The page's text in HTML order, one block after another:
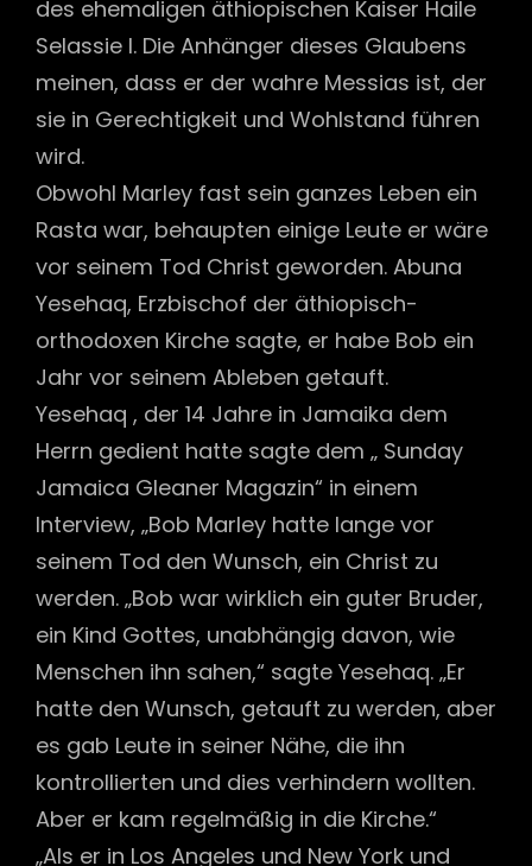
des ehemaligen äthiopischen Kaiser Haile
Selassie I. Die Anhänger dieses Glaubens
meinen, dass er der wahre Messias ist, der
sie in Gerechtigkeit und Wohlstand führen
wird.
Obwohl Marley fast sein ganzes Leben ein
Rasta war, behaupten einige Leute er wäre
vor seinem Tod Christ geworden. Abuna
Yesehaq, Erzbischof der äthiopisch-
orthodoxen Kirche sagte, er habe Bob ein
Jahr vor seinem Ableben getauft.
Yesehaq , der 14 Jahre in Jamaika dem
Herrn gedient hatte sagte dem „ Sunday
Jamaica Gleaner Magazin“ in einem
Interview, „Bob Marley hatte lange vor
seinem Tod den Wunsch, ein Christ zu
werden. „Bob war wirklich ein guter Bruder,
ein Kind Gottes, unabhängig davon, wie
Menschen ihn sahen,“ sagte Yesehaq. „Er
hatte den Wunsch, getauft zu werden, aber
es gab Leute in seiner Nähe, die ihn
kontrollierten und dies verhindern wollten.
Aber er kam regelmäßig in die Kirche.“
„Als er in Los Angeles und New York und